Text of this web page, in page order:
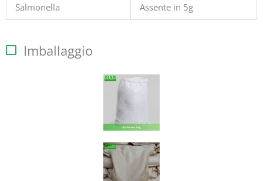
Salmonella Assente in 5g
Imballaggio